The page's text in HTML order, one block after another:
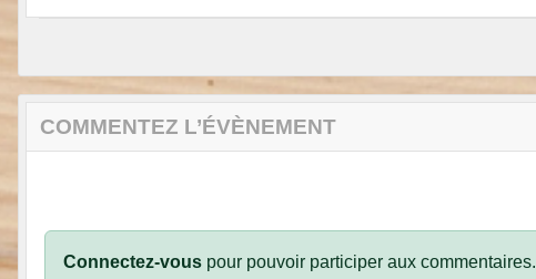
COMMENTEZ L’ÉVÈNEMENT
Connectez-vous pour pouvoir participer aux commentaires.